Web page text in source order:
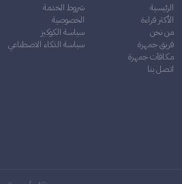
الرئيسية
الأكثر قراءة
من نحن
فريق جمهرة
مكافآت جمهرة
اتصل بنا
شروط الخدمة
الخصوصية
سياسة الكوكيز
سياسة الذكاء الاصطناعي